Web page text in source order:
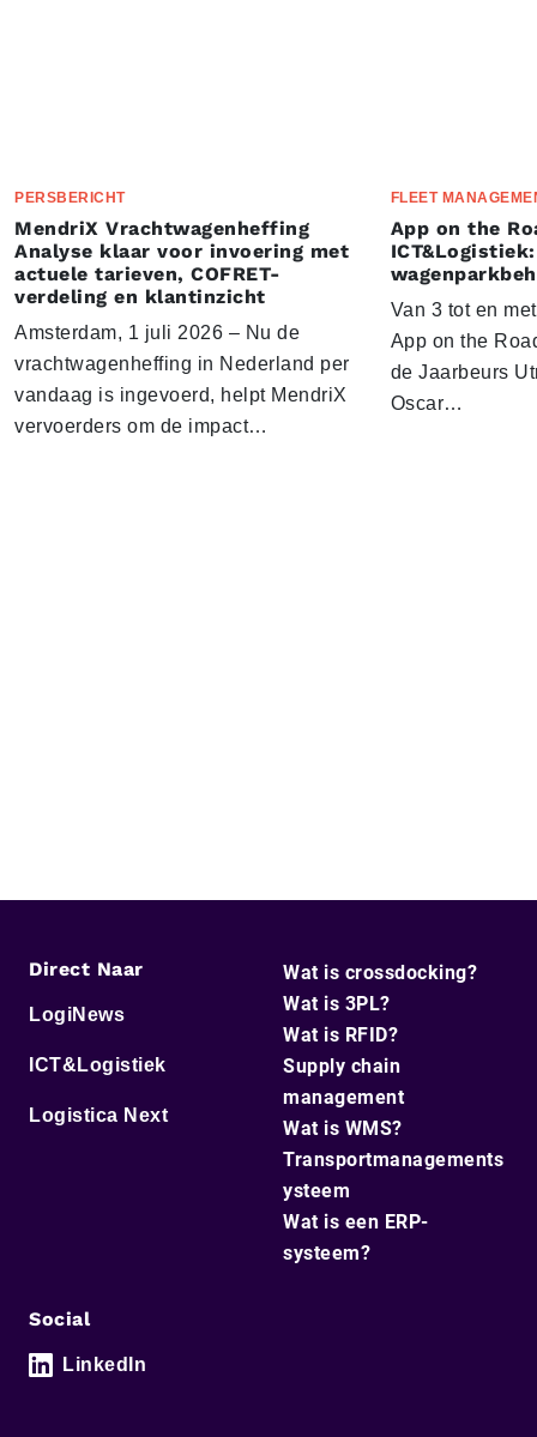
PERSBERICHT
MendriX Vrachtwagenheffing
Analyse klaar voor invoering met
actuele tarieven, COFRET-
verdeling en klantinzicht
Amsterdam, 1 juli 2026 – Nu de
vrachtwagenheffing in Nederland per
vandaag is ingevoerd, helpt MendriX
vervoerders om de impact…
FLEET
App on the
Van 3 tot en
App on the
de Jaarbeurs
Oscar…
Direct Naar
LogiNews
ICT&Logistiek
Logistica Next
Wat is crossdocking?
Wat is 3PL?
Wat is RFID?
Supply chain
management
Wat is WMS?
Transportmanagements
ysteem
Wat is een ERP-
systeem?
Social
LinkedIn